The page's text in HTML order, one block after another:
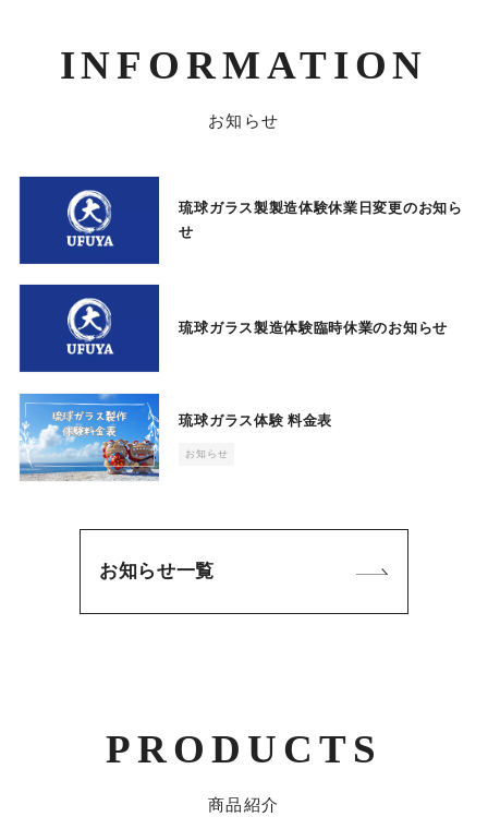
INFORMATION
お知らせ
琉球ガラス製製造体験休業日変更のお知ら
せ
琉球ガラス製造体験臨時休業のお知らせ
琉球ガラス体験 料金表
お知らせ
お知らせ一覧
PRODUCTS
商品紹介